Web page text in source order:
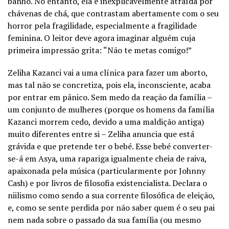
chávenas de chá, que contrastam abertamente com o seu
horror pela fragilidade, especialmente a fragilidade
feminina. O leitor deve agora imaginar alguém cuja
primeira impressão grita: “Não te metas comigo!”
Zeliha Kazanci vai a uma clínica para fazer um aborto,
mas tal não se concretiza, pois ela, inconsciente, acaba
por entrar em pânico. Sem medo da reação da família –
um conjunto de mulheres (porque os homens da família
Kazanci morrem cedo, devido a uma maldição antiga)
muito diferentes entre si – Zeliha anuncia que está
grávida e que pretende ter o bebé. Esse bebé converter-
se-á em Asya, uma rapariga igualmente cheia de raiva,
apaixonada pela música (particularmente por Johnny
Cash) e por livros de filosofia existencialista. Declara o
niilismo como sendo a sua corrente filosófica de eleição,
e, como se sente perdida por não saber quem é o seu pai
nem nada sobre o passado da sua família (ou mesmo